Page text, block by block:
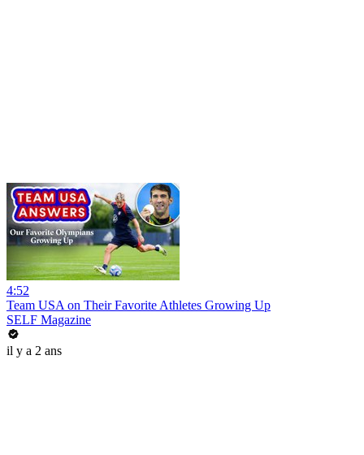
4:52
Team USA on Their Favorite Athletes Growing Up
SELF Magazine
il y a 2 ans